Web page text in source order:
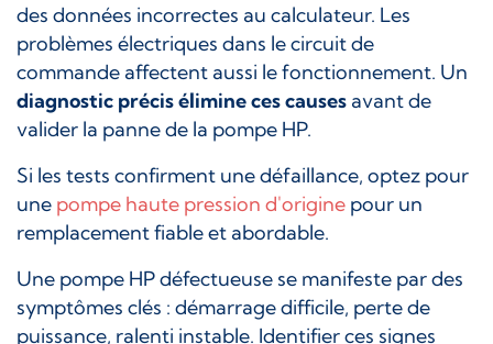
des données incorrectes au calculateur. Les
problèmes électriques dans le circuit de
commande affectent aussi le fonctionnement. Un
diagnostic précis élimine ces causes avant de
valider la panne de la pompe HP.
Si les tests confirment une défaillance, optez pour
une pompe haute pression d'origine pour un
remplacement fiable et abordable.
Une pompe HP défectueuse se manifeste par des
symptômes clés : démarrage difficile, perte de
puissance, ralenti instable. Identifier ces signes